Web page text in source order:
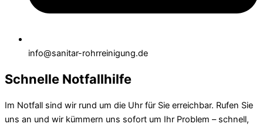
info@sanitar-rohrreinigung.de
Schnelle Notfallhilfe
Im Notfall sind wir rund um die Uhr für Sie erreichbar. Rufen Sie
uns an und wir kümmern uns sofort um Ihr Problem – schnell,